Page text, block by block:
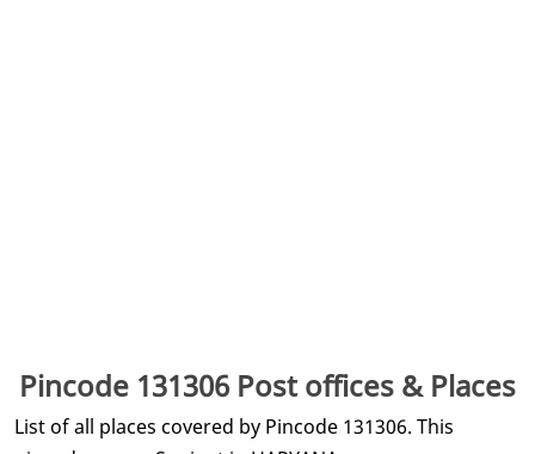
Pincode 131306 Post offices & Places
List of all places covered by Pincode 131306. This